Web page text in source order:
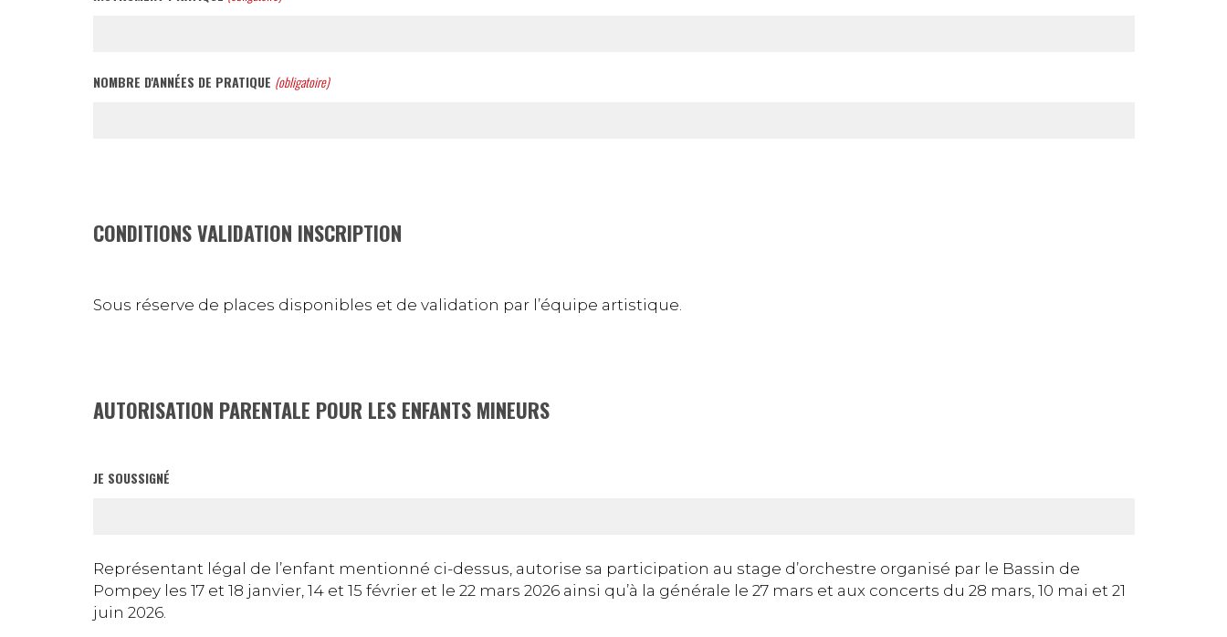
NOMBRE D'ANNÉES DE PRATIQUE (obligatoire)
CONDITIONS VALIDATION INSCRIPTION
Sous réserve de places disponibles et de validation par l’équipe artistique.
AUTORISATION PARENTALE POUR LES ENFANTS MINEURS
JE SOUSSIGNÉ
Représentant légal de l’enfant mentionné ci-dessus, autorise sa participation au stage d’orchestre organisé par le Bassin de
Pompey les 17 et 18 janvier, 14 et 15 février et le 22 mars 2026 ainsi qu’à la générale le 27 mars et aux concerts du 28 mars, 10 mai et 21
juin 2026.